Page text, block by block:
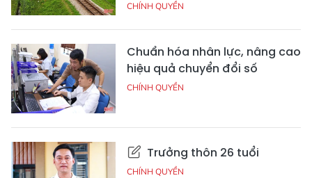
CHÍNH QUYỀN
Chuẩn hóa nhân lực, nâng cao
hiệu quả chuyển đổi số
CHÍNH QUYỀN
Trưởng thôn 26 tuổi
CHÍNH QUYỀN